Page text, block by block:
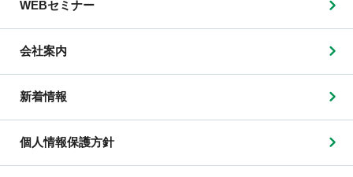
WEBセミナー
会社案内
新着情報
個人情報保護方針